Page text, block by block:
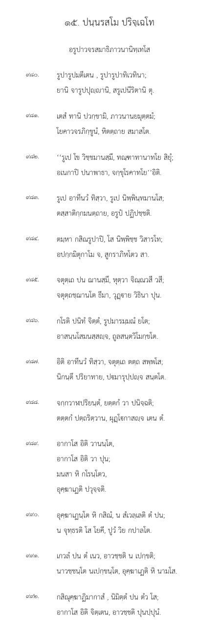
๑๕. ปนฺนรสโม ปริจฺเฉโท
อรูปาวจรสมาธิภาวนานิทฺเทโส
๙๘๐. รูปารูปมตีเตน , รูปารูปาทิเวทินา;
ยานิ จารูปปุฺานิ, สรูเปนีริตานิ ตุ.
๙๘๑.
เตสํ ทานิ ปวกฺขามิ, ภาวนานยมุตฺตมํ;
โยคาวจรภิกฺขูนํ, หิตตฺถาย สมาสโต.
๙๘๒.
‘‘รูเป โข วิชฺชมานสฺมึ, ทณฺฑาทานาทโย สิยุํ;
อเนกาปิ ปนาพาธา, จกฺขุโรคาทโย’’อิติ.
๙๘๓.
รูเป อาทีนวํ ทิสฺวา, รูเป นิพฺพินฺทมานโส;
ตสฺสาติกฺกมนตฺถาย, อรูปํ ปฏิปชฺชติ.
๙๘๔. ตมฺหา กสิณรูปาปิ, โส นิพฺพิชฺช วิสารโท;
อปกฺกมิตุกาโม จ, สูกราภิหโตว สา.
๙๘๕.
จตุตฺเถ ปน ฌานสฺมึ, หุตฺวา จิณฺณวสี วสี;
จตุตฺถชฺฌานโต ธีมา, วุฏฺาย วิธินา ปุน.
๙๘๖.
กโรติ ปนิทํ จิตฺตํ, รูปมารมฺมณํ ยโต;
อาสนฺนโสมนสฺสฺจ, ถูลสนฺตวิโมกฺขโต.
๙๘๗.
อิติ อาทีนวํ ทิสฺวา, จตุตฺเถ ตตฺถ สพฺพโส;
นิกนฺตึ ปริยาทาย, ปมารุปฺปฺจ สนฺตโต.
๙๘๘.
จกฺกวาฬปริยนฺตํ, ยตฺตกํ วา ปนิจฺฉติ;
ตตฺตกํ ปตฺถริตฺวาน, ผุฏฺโกาสฺจ เตน ตํ.
๙๘๙. อากาโส อิติ วานนฺโต,
อากาโส อิติ วา ปุน;
มนสา หิ กโรนฺโตว,
อุคฺฆาเฏติ ปวุจฺจติ.
๙๙๐.
อุคฺฆาเฏนฺโต หิ กสิณํ, น สํเวลฺเลติ ตํ ปน;
น จุทฺธรติ โส โยคี, ปูวํ วิย กปาลโต.
๙๙๑.
เกวลํ ปน ตํ เนว, อาวชฺชติ น เปกฺขติ;
นาวชฺชนฺโต นเปกฺขนฺโต, อุคฺฆาเฏติ หิ นามโส.
๙๙๒. กสิณุคฺฆาฏิมากาสํ , นิมิตฺตํ ปน ตํว โส;
อากาโส อิติ จิตฺเตน, อาวชฺชติ ปุนปฺปุนํ.